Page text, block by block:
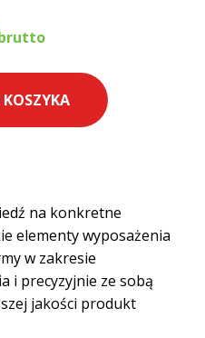
na konkretne
elementy wyposażenia
w zakresie
i precyzyjnie ze sobą
jakości produkt